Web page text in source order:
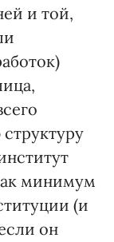
и той,
минимум
(и
он